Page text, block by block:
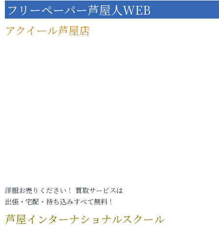
フリーペーパー芦屋人WEB
アクイール芦屋店
洋服お売りください！ 買取サービスは
出張・宅配・持ち込みすべて無料！
芦屋インターナショナルスクール